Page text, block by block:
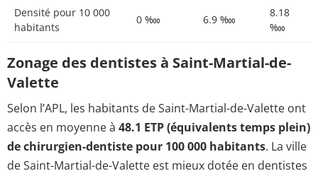
Densité pour 10 000
habitants
0 ‱ 6.9 ‱
8.18
‱
Zonage des dentistes à Saint-Martial-de-
Valette
Selon l’APL, les habitants de Saint-Martial-de-Valette ont
accès en moyenne à 48.1 ETP (équivalents temps plein)
de chirurgien-dentiste pour 100 000 habitants. La ville
de Saint-Martial-de-Valette est mieux dotée en dentistes